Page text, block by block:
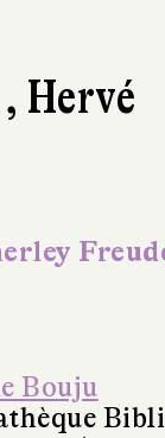
, Hervé
Bouju